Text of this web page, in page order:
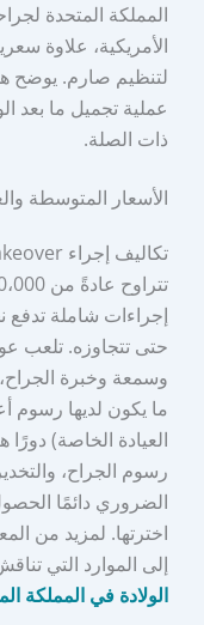
المملكة المتحدة
الأمريكية، علاوة
لتنظيم صارم. يوضح
عملية تجميل ما بعد
ذات الصلة.
الأسعار المتوسطة
إجراءات شاملة
حتى تتجاوزه. تلعب
وسمعة وخبرة الجراح،
ما يكون لديها رسوم
العيادة الخاصة)
رسوم الجراح،
الضروري دائمًا
اخترتها. لمزيد من
إلى الموارد التي
الولادة في المملكة